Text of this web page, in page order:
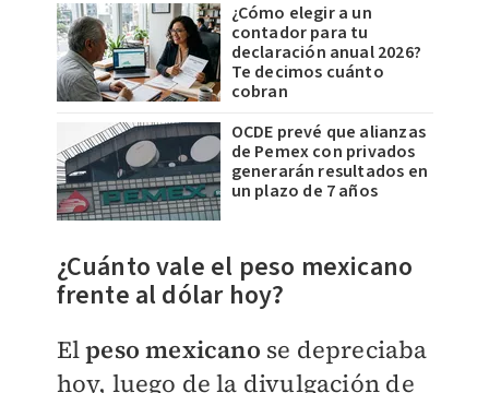
¿Cómo elegir a un
contador para tu
declaración anual 2026?
Te decimos cuánto
cobran
OCDE prevé que alianzas
de Pemex con privados
generarán resultados en
un plazo de 7 años
¿Cuánto vale el peso mexicano
frente al dólar hoy?
Elpeso mexicano se depreciaba
hoy, luego de la divulgación de